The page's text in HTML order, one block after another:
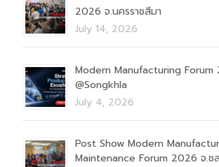
2026 จ.นครราชสีมา
July 14, 2026
Modern Manufacturing Forum
@Songkhla
July 4, 2026
Post Show Modern
Maintenance Forum 2026 จ.ช